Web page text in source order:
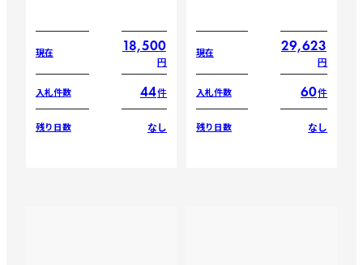
現在 18,500
円
入札件数 44件
残り日数 なし
現在 29,623
円
入札件数 60件
残り日数 なし